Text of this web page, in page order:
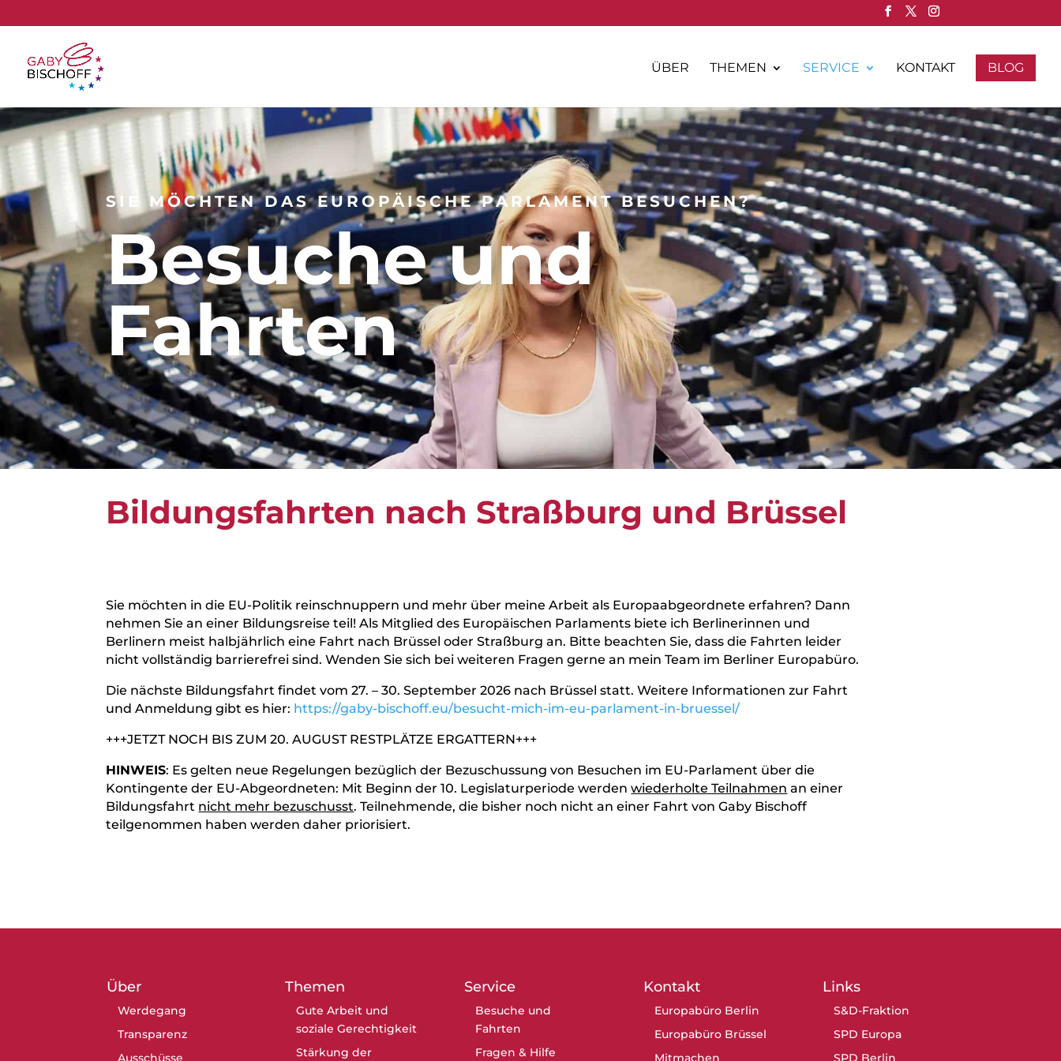
ÜBER THEMEN SERVICE KONTAKT BLOG
SIE MÖCHTEN DAS EUROPÄISCHE PARLAMENT BESUCHEN?
Besuche und
Fahrten
Bildungsfahrten nach Straßburg und Brüssel
Sie möchten in die EU-Politik reinschnuppern und mehr über meine Arbeit als Europaabgeordnete erfahren? Dann
nehmen Sie an einer Bildungsreise teil! Als Mitglied des Europäischen Parlaments biete ich Berlinerinnen und
Berlinern meist halbjährlich eine Fahrt nach Brüssel oder Straßburg an. Bitte beachten Sie, dass die Fahrten leider
nicht vollständig barrierefrei sind. Wenden Sie sich bei weiteren Fragen gerne an mein Team im Berliner Europabüro.
Die nächste Bildungsfahrt findet vom 27. – 30. September 2026 nach Brüssel statt. Weitere Informationen zur Fahrt
und Anmeldung gibt es hier: https://gaby-bischoff.eu/besucht-mich-im-eu-parlament-in-bruessel/
+++JETZT NOCH BIS ZUM 20. AUGUST RESTPLÄTZE ERGATTERN+++
HINWEIS: Es gelten neue Regelungen bezüglich der Bezuschussung von Besuchen im EU-Parlament über die
Kontingente der EU-Abgeordneten: Mit Beginn der 10. Legislaturperiode werdenwiederholte Teilnahmen an einer
Bildungsfahrt nicht mehr bezuschusst. Teilnehmende, die bisher noch nicht an einer Fahrt von Gaby Bischoff
teilgenommen haben werden daher priorisiert.
Über
Werdegang
Transparenz
Ausschüsse
Themen
Gute Arbeit und
soziale Gerechtigkeit
Stärkung der
Service
Besuche und
Fahrten
Fragen & Hilfe
Kontakt
Europabüro Berlin
Europabüro Brüssel
Mitmachen
Links
S&D-Fraktion
SPD Europa
SPD Berlin